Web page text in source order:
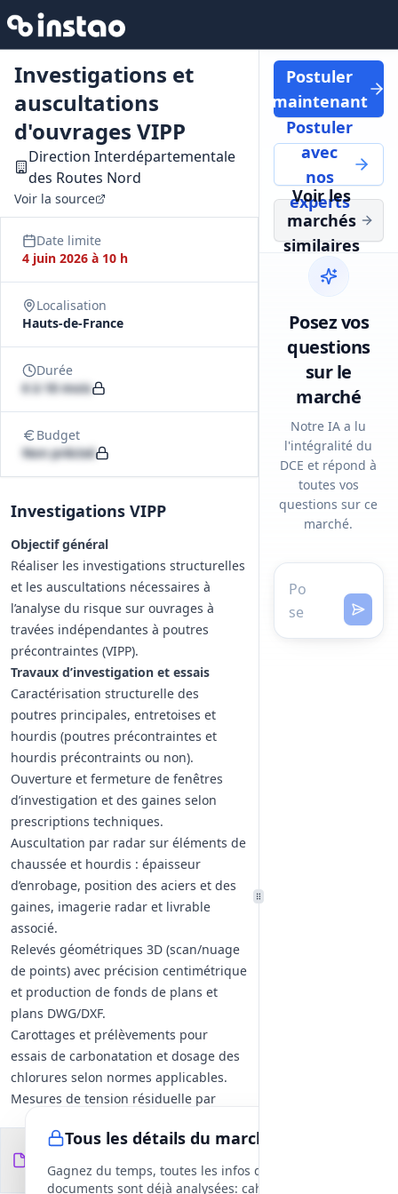
Investigations et
auscultations
d'ouvrages VIPP
Direction Interdépartementale
des Routes Nord
Voir la source
Date limite
4 juin 2026 à 10 h
Localisation
Hauts-de-France
Durée
6 à 18 mois
Budget
Non précisé
Investigations VIPP
Objectif général
Réaliser les investigations structurelles
et les auscultations nécessaires à
l’analyse du risque sur ouvrages à
travées indépendantes à poutres
précontraintes (VIPP).
Travaux d’investigation et essais
Caractérisation structurelle des
poutres principales, entretoises et
hourdis (poutres précontraintes et
hourdis précontraints ou non).
Ouverture et fermeture de fenêtres
d’investigation et des gaines selon
prescriptions techniques.
Auscultation par radar sur éléments de
chaussée et hourdis : épaisseur
d’enrobage, position des aciers et des
gaines, imagerie radar et livrable
associé.
Relevés géométriques 3D (scan/nuage
de points) avec précision centimétrique
et production de fonds de plans et
plans DWG/DXF.
Carottages et prélèvements pour
essais de carbonatation et dosage des
chlorures selon normes applicables.
Mesures de tension résiduelle par
CEREMA) ; coordination et mise à
disposition des moyens d’accès pour
ces essais.
Tous les détails du marché
Gagnez du temps, toutes les infos des
documents sont déjà analysées: cahier des
Documents du
DCE
fichiers
Postuler
maintenant
Postuler
avec
nos
experts
Voir les
marchés
similaires
Posez vos
questions
sur le
marché
Notre IA a lu
l'intégralité du
DCE et répond à
toutes vos
questions sur ce
marché.